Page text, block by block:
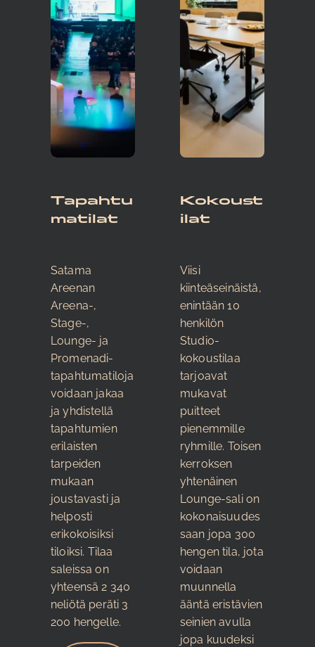
Tapahtu
matilat
Satama
Areenan
Areena-,
Stage-,
Lounge- ja
Promenadi-
tapahtumatiloja
voidaan jakaa
ja yhdistellä
tapahtumien
erilaisten
tarpeiden
mukaan
joustavasti ja
helposti
erikokoisiksi
tiloiksi. Tilaa
saleissa on
yhteensä 2 340
neliötä peräti 3
200 hengelle.
Kokoust
ilat
Viisi
kiinteäseinäistä,
enintään 10
henkilön
Studio-
kokoustilaa
tarjoavat
mukavat
puitteet
pienemmille
ryhmille. Toisen
kerroksen
yhtenäinen
Lounge-sali on
kokonaisuudes
saan jopa 300
hengen tila, jota
voidaan
muunnella
ääntä eristävien
seinien avulla
jopa kuudeksi